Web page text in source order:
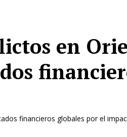
en
financieros globales por el